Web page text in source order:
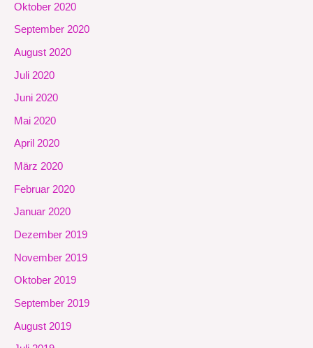
Oktober 2020
September 2020
August 2020
Juli 2020
Juni 2020
Mai 2020
April 2020
März 2020
Februar 2020
Januar 2020
Dezember 2019
November 2019
Oktober 2019
September 2019
August 2019